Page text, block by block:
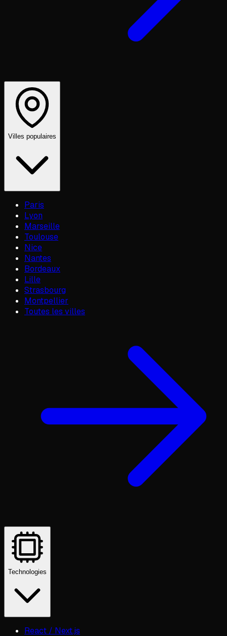
Villes populaires
Paris
Lyon
Marseille
Toulouse
Nice
Nantes
Bordeaux
Lille
Strasbourg
Montpellier
Toutes les villes
Technologies
React / Next.js